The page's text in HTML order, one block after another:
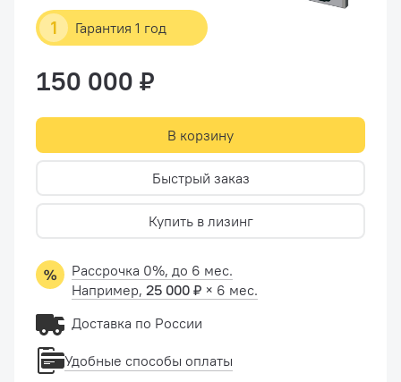
1 Гарантия 1 год
150 000 ₽
В корзину
Быстрый заказ
Купить в лизинг
Рассрочка 0%, до 6 мес.
Например, 25 000 ₽ × 6 мес.
Доставка по России
Удобные способы оплаты